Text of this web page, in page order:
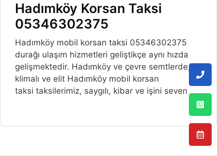
Hadımköy Korsan Taksi
05346302375
Hadımköy mobil korsan taksi 05346302375
durağı ulaşım hizmetleri geliştikçe aynı hızda
gelişmektedir. Hadımköy ve çevre semtlerde,
klimalı ve elit Hadımköy mobil korsan
taksi taksilerimiz, saygılı, kibar ve işini seven